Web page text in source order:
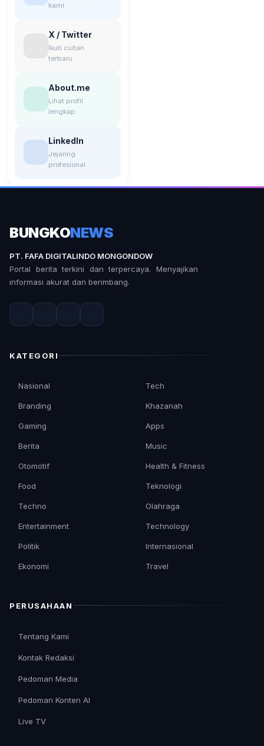
kami
X / Twitter
Ikuti cuitan
terbaru
About.me
Lihat profil
lengkap
LinkedIn
Jejaring
profesional
BUNGKONEWS
PT. FAFA DIGITALINDO MONGONDOW
Portal berita terkini dan terpercaya. Menyajikan
informasi akurat dan berimbang.
KATEGORI
Nasional
Branding
Gaming
Berita
Otomotif
Tech
Khazanah
Apps
Music
Health & Fitness
Food
Techno
Entertainment
Politik
Ekonomi
Teknologi
Olahraga
Technology
Internasional
Travel
PERUSAHAAN
Tentang Kami
Kontak Redaksi
Pedoman Media
Pedoman Konten AI
Live TV